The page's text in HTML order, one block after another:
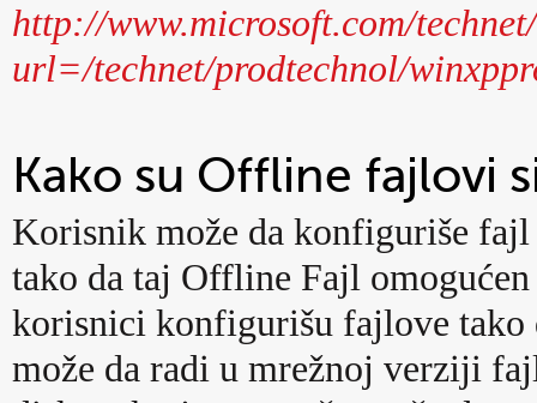
http://www.microsoft.com/
url=/technet/prodtechnol/
Kako su Offline fajlovi
Korisnik može da konfiguriše
tako da taj Offline Fajl
korisnici konfigurišu fajlove
može da radi u mrežnoj verziji